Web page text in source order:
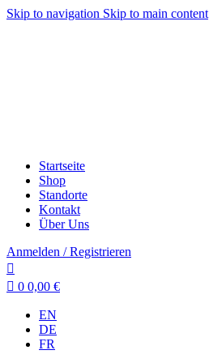
Skip to navigation Skip to main content
Startseite
Shop
Standorte
Kontakt
Über Uns
Anmelden / Registrieren
0 0,00 €
EN
DE
FR